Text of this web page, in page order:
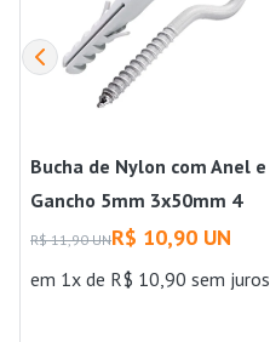
Bucha de Nylon com Anel e
Gancho 5mm 3x50mm 4
Unidades Branco Bemfixa
R$ 11,90 UNR$ 10,90 UN
em 1x de R$ 10,90 sem juros